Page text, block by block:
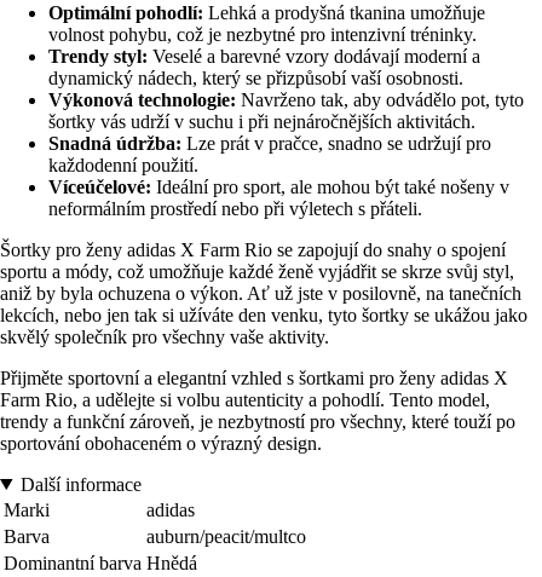
Optimální pohodlí: Lehká a prodyšná tkanina umožňuje
volnost pohybu, což je nezbytné pro intenzivní tréninky.
Trendy styl: Veselé a barevné vzory dodávají moderní a
dynamický nádech, který se přizpůsobí vaší osobnosti.
Výkonová technologie: Navrženo tak, aby odvádělo pot, tyto
šortky vás udrží v suchu i při nejnáročnějších aktivitách.
Snadná údržba: Lze prát v pračce, snadno se udržují pro
každodenní použití.
Víceúčelové: Ideální pro sport, ale mohou být také nošeny v
neformálním prostředí nebo při výletech s přáteli.
Šortky pro ženy adidas X Farm Rio se zapojují do snahy o spojení
sportu a módy, což umožňuje každé ženě vyjádřit se skrze svůj styl,
aniž by byla ochuzena o výkon. Ať už jste v posilovně, na tanečních
lekcích, nebo jen tak si užíváte den venku, tyto šortky se ukážou jako
skvělý společník pro všechny vaše aktivity.
Přijměte sportovní a elegantní vzhled s šortkami pro ženy adidas X
Farm Rio, a udělejte si volbu autenticity a pohodlí. Tento model,
trendy a funkční zároveň, je nezbytností pro všechny, které touží po
sportování obohaceném o výrazný design.
Další informace
Marki
adidas
Barva
auburn/peacit/multco
Dominantní barva Hnědá